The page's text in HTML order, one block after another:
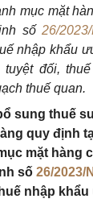
mục mặt
số26/
nhập khẩu
đối,
thuế quan.
sung thuế
quy định
mặt hàng
số 26/2023/
nhập